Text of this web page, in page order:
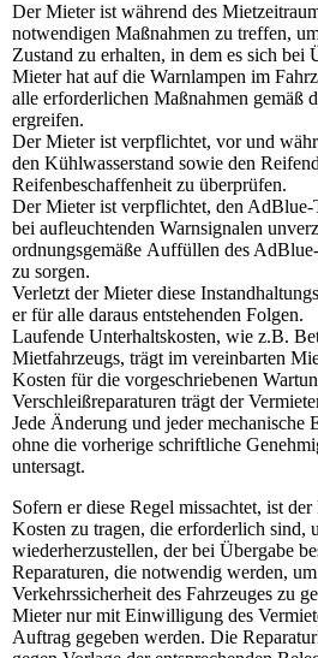
Der Mieter ist während des
notwendigen Maßnahmen zu treffen,
Zustand zu erhalten, in dem es sich bei
Mieter hat auf die Warnlampen im
alle erforderlichen Maßnahmen gemäß
ergreifen.
Der Mieter ist verpflichtet, vor und
den Kühlwasserstand sowie den
Reifenbeschaffenheit zu überprüfen.
Der Mieter ist verpflichtet, den
bei aufleuchtenden Warnsignalen
ordnungsgemäße Auffüllen des
zu sorgen.
Verletzt der Mieter diese
er für alle daraus entstehenden Folgen.
Laufende Unterhaltskosten, wie z.B.
Mietfahrzeugs, trägt im vereinbarten
Kosten für die vorgeschriebenen
Verschleißreparaturen trägt der
Jede Änderung und jeder mechanische
ohne die vorherige schriftliche
untersagt.
Sofern er diese Regel missachtet, ist
Kosten zu tragen, die erforderlich sind,
wiederherzustellen, der bei Übergabe
Reparaturen, die notwendig werden,
Verkehrssicherheit des Fahrzeuges zu
Mieter nur mit Einwilligung des
Auftrag gegeben werden. Die